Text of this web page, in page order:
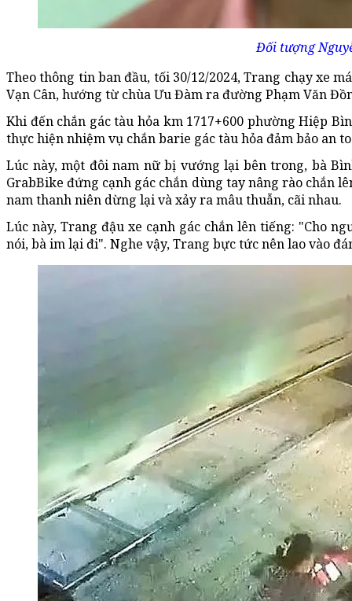
Đối tượng
Theo thông tin ban đầu, tối 30/12/2024, Trang chạy xe
Vạn Cân, hướng từ chùa Ưu Đàm ra đường Phạm Văn
Khi đến chắn gác tàu hỏa km 1717+600 phường Hiệp
thực hiện nhiệm vụ chắn barie gác tàu hỏa đảm bảo an
Lúc này, một đôi nam nữ bị vướng lại bên trong, bà
GrabBike đứng cạnh gác chắn dùng tay nâng rào chắn
nam thanh niên dừng lại và xảy ra mâu thuẫn, cãi nhau.
Lúc này, Trang đậu xe cạnh gác chắn lên tiếng: "Cho
nói, bà im lại đi". Nghe vậy, Trang bực tức nên lao vào